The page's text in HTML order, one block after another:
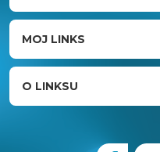
MOJ LINKS
O LINKSU